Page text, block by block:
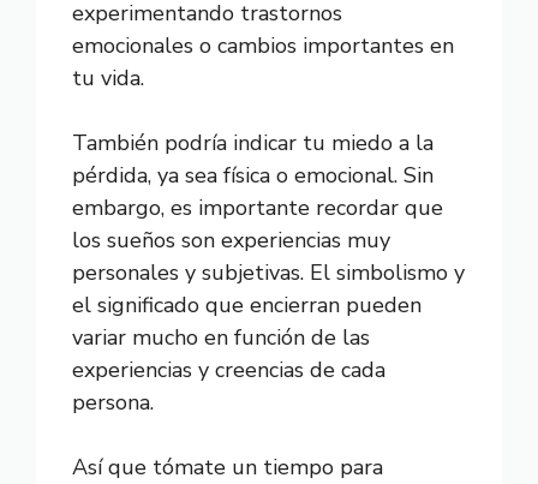
experimentando trastornos
emocionales o cambios importantes en
tu vida.
También podría indicar tu miedo a la
pérdida, ya sea física o emocional. Sin
embargo, es importante recordar que
los sueños son experiencias muy
personales y subjetivas. El simbolismo y
el significado que encierran pueden
variar mucho en función de las
experiencias y creencias de cada
persona.
Así que tómate un tiempo para